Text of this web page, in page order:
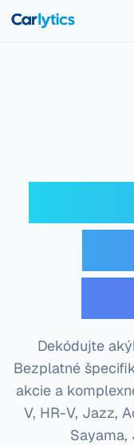
Dekódujte
Bezplatné
akcie a
V, HR-V, Jazz,
Sayama,